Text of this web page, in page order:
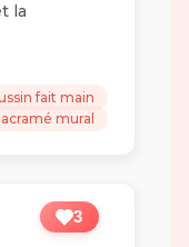
la
fait main
mural
3